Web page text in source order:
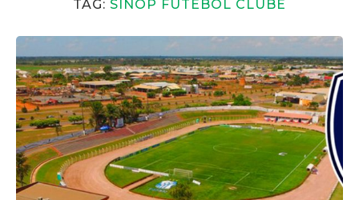
TAG: SINOP FUTEBOL CLUBE